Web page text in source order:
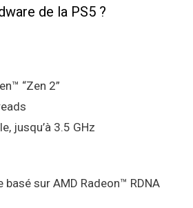
de la PS5 ?
“Zen 2”
jusqu’à 3.5 GHz
sur AMD Radeon™ RDNA